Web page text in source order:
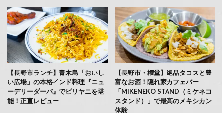
【長野市ランチ】青木島「おいし
い広場」の本格インド料理『ニュ
ーデリーダーバ』でビリヤニを堪
能！正直レビュー
【長野市・権堂】絶品タコスと豊
富なお酒！隠れ家カフェバー
「MIKENEKO STAND（ミケネコ
スタンド）」で最高のメキシカン
体験